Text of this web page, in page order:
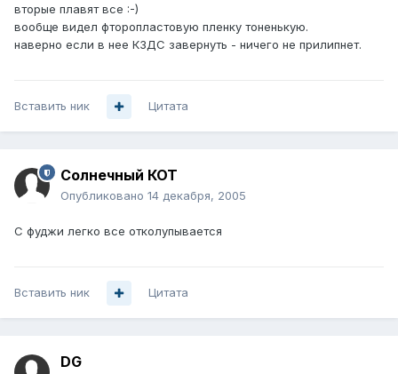
вторые плавят все :-)
вообще видел фторопластовую пленку тоненькую.
наверно если в нее КЗДС завернуть - ничего не прилипнет.
Вставить ник Цитата
Солнечный КОТ
Опубликовано 14 декабря, 2005
С фуджи легко все отколупывается
Вставить ник Цитата
DG